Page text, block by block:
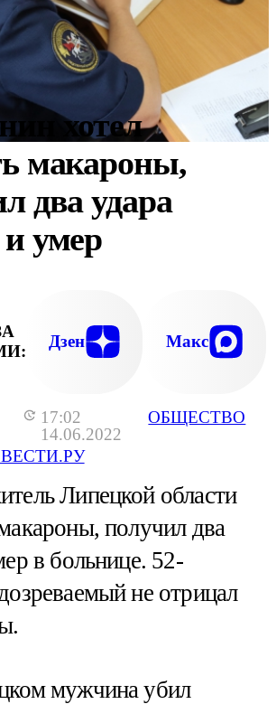
17:02
14.06.2022
ОБЩЕСТВО
хотел
макароны,
два удара
умер
Дзен Макс
Липецкой области
получил два
в больнице. 52-
не отрицал
мужчина убил